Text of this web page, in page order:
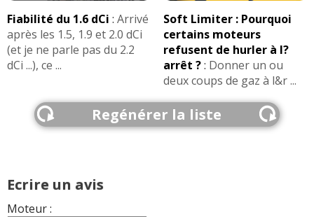
Fiabilité du 1.6 dCi : Arrivé
après les 1.5, 1.9 et 2.0 dCi
(et je ne parle pas du 2.2
dCi ...), ce ...
Soft Limiter : Pourquoi
certains moteurs
refusent de hurler à l?
arrêt ?: Donner un ou
deux coups de gaz à l&r ...
Regénérer la liste
Ecrire un avis
Moteur :